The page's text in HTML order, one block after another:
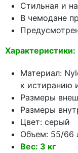
Стильная и
В чемодане
Характеристики:
Материал:
к истиранию
Размеры
Размеры
Цвет: серый
Объем: 55/66
Вес: 3 кг